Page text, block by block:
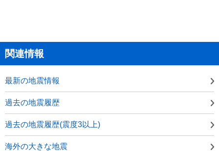
関連情報
最新の地震情報
過去の地震履歴
過去の地震履歴(震度3以上)
海外の大きな地震